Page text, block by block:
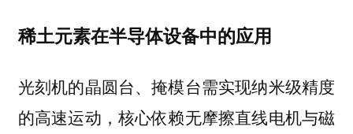
稀土元素在半导体设备中的应用
光刻机的晶圆台、掩模台需实现纳米级精度
的高速运动，核心依赖无摩擦直线电机与磁